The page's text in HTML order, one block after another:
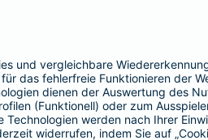
Ihnen wegen einer unerlaubten
1, 2 oder 3 Tage bzw.
1, 2 oder 3 Wochen